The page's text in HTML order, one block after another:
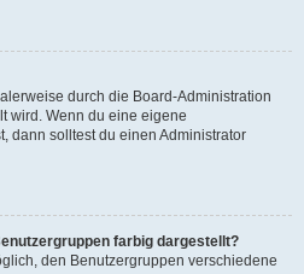
durch die Board-Administration
wird. Wenn du eine eigene
dann solltest du einen Administrator
farbig dargestellt?
den Benutzergruppen verschiedene